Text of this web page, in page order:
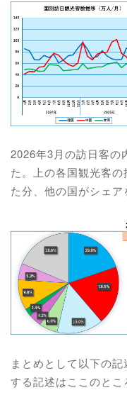
2026年3月の訪日客の
た。上の各国観光客
た分、他の国がシェア
まとめとして以下の
する記述はここのと